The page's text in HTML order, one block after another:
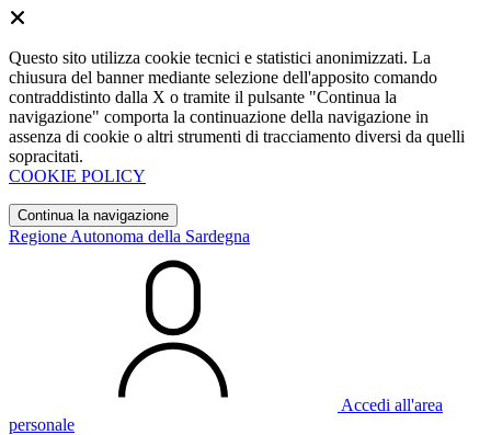
Questo sito utilizza cookie tecnici e statistici anonimizzati. La
chiusura del banner mediante selezione dell'apposito comando
contraddistinto dalla X o tramite il pulsante "Continua la
navigazione" comporta la continuazione della navigazione in
assenza di cookie o altri strumenti di tracciamento diversi da quelli
sopracitati.
COOKIE POLICY
Continua la navigazione
Regione Autonoma della Sardegna
Accedi all'area
personale